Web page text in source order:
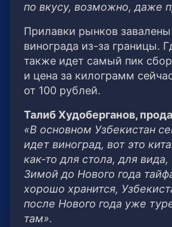
по вкусу, возможно, даже
Прилавки рынков
винограда из-за границы.
также идет самый пик
и цена за килограмм
от 100 рублей.
Талиб Худоберганов,
«В основном Узбекистан
идет виноград, вот это
как-то для стола, для вида,
Зимой до Нового года
хорошо хранится,
после Нового года уже
там».